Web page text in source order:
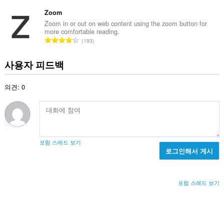
수
:
Zoom
Zoom in or out on web content using the zoom button for
more comfortable reading.
총193
사용자 피드백
의견: 0
포럼 스레드 보기
로그인해서 게시
포럼 스레드 보기